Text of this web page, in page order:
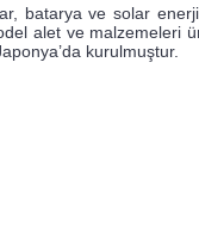
batarya ve solar
alet ve malzemeleri
kurulmuştur.